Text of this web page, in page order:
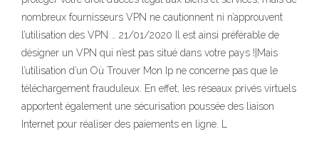
nombreux fournisseurs VPN ne cautionnent ni n’approuvent
l’utilisation des VPN … 21/01/2020 Il est ainsi préférable de
désigner un VPN qui n’est pas situé dans votre pays !|Mais
l’utilisation d’un Où Trouver Mon Ip ne concerne pas que le
téléchargement frauduleux. En effet, les réseaux privés virtuels
apportent également une sécurisation poussée des liaison
Internet pour réaliser des paiements en ligne. L